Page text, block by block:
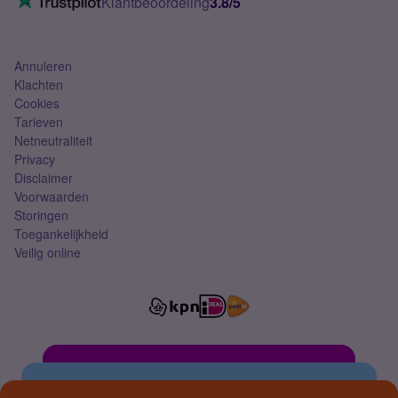
Mobiel abonnement
Annuleren
Klachten
Cookies
Tarieven
Netneutraliteit
Privacy
Disclaimer
Voorwaarden
Storingen
Toegankelijkheid
Veilig online